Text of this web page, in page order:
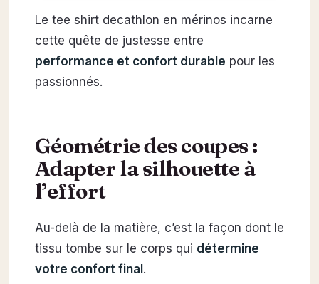
Le tee shirt decathlon en mérinos incarne
cette quête de justesse entre
performance et confort durable pour les
passionnés.
Géométrie des coupes :
Adapter la silhouette à
l’effort
Au-delà de la matière, c’est la façon dont le
tissu tombe sur le corps qui détermine
votre confort final.